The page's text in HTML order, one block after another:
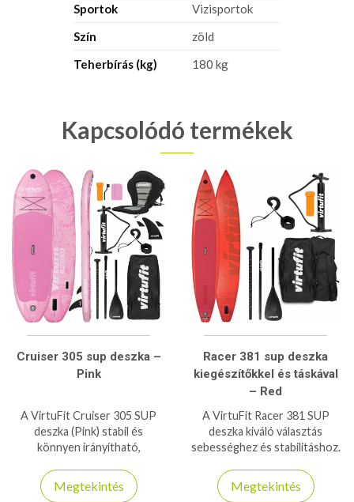
Sportok
Vizisportok
Szín
zöld
Teherbírás (kg)
180 kg
Kapcsolódó termékek
Cruiser 305 sup deszka –
Pink
A VirtuFit Cruiser 305 SUP
deszka (Pink) stabil és
könnyen irányítható,
és haladóknak vízi sportokhoz
és túrázáshoz.
Megtekintés
Racer 381 sup deszka
kiegészítőkkel és táskával
– Red
A VirtuFit Racer 381 SUP
deszka kiváló választás
sebességhez és stabilitáshoz.
ideális sportolóknak és hobby
suposoknak.
Megtekintés